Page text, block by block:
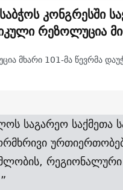
კონგრესში
რეზოლუცია
მხარი 101-მა წევრმა
საგარეო საქმეთა
რეგიონალური